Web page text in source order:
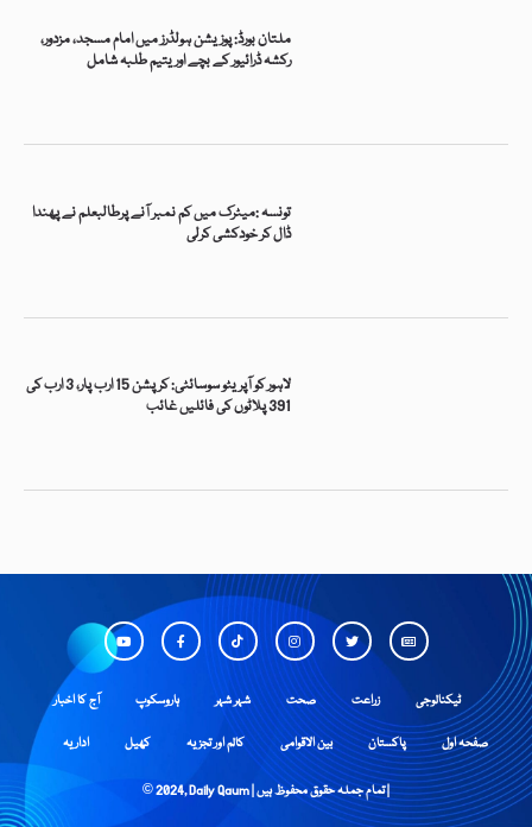
ملتان بورڈ: پوزیشن ہولڈرز میں امام مسجد، مزدور،
رکشہ ڈرائیور کے بچے اور یتیم طلبہ شامل
تونسہ :میٹرک میں کم نمبر آنے پرطالبعلم نے پھندا
ڈال کر خودکشی کرلی
لاہور کو آپریٹو سوسائٹی: کرپشن 15 ارب پار، 3 ارب کی
391 پلاٹوں کی فائلیں غائب
آج کا اخبار ہاروسکوپ شہر شہر صحت زراعت ٹیکنالوجی
اداریہ کھیل کالم اور تجزیہ بین الاقوامی پاکستان صفحہ اول
© 2024, Daily Qaum | تمام جملہ حقوق محفوظ ہیں |